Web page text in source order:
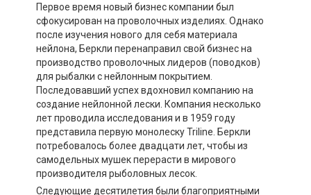
Первое время новый бизнес компании был
сфокусирован на проволочных изделиях. Однако
после изучения нового для себя материала
нейлона, Беркли перенаправил свой бизнес на
производство проволочных лидеров (поводков)
для рыбалки с нейлонным покрытием.
Последовавший успех вдохновил компанию на
создание нейлонной лески. Компания несколько
лет проводила исследования и в 1959 году
представила первую монолеску Triline. Беркли
потребовалось более двадцати лет, чтобы из
самодельных мушек перерасти в мирового
производителя рыболовных лесок.
Следующие десятилетия были благоприятными